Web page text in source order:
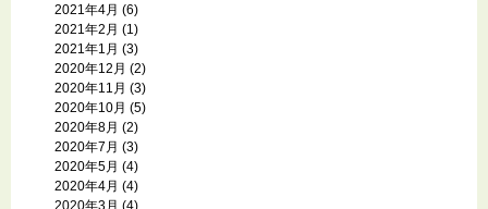
2021年4月 (6)
2021年2月 (1)
2021年1月 (3)
2020年12月 (2)
2020年11月 (3)
2020年10月 (5)
2020年8月 (2)
2020年7月 (3)
2020年5月 (4)
2020年4月 (4)
2020年3月 (4)